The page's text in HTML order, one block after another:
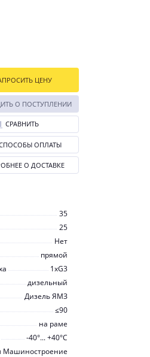
35
25
Нет
прямой
1хG3
дизельный
Дизель ЯМЗ
≤90
на раме
-40°... +40°С
Машиностроение
ЦЕНУ
О ПОСТУПЛЕНИИ
СРАВНИТЬ
ОПЛАТЫ
О ДОСТАВКЕ